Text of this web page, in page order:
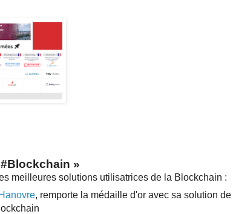
»
meilleures solutions utilisatrices de la Blockchain :
, remporte la médaille d'or avec sa solution de